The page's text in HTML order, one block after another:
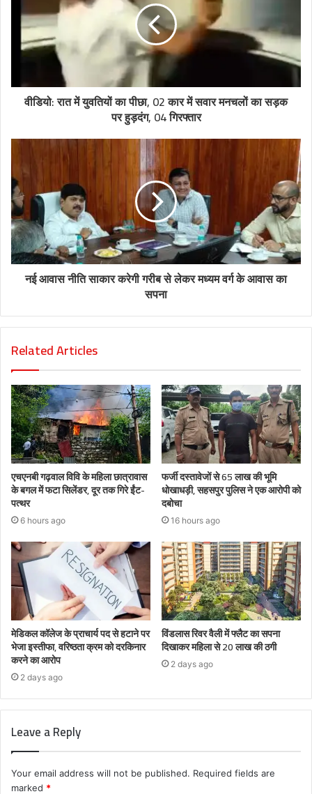
वीडियो: रात में युवतियों का पीछा, 02 कार में सवार मनचलों का सड़क
पर हुड़दंग, 04 गिरफ्तार
नई आवास नीति साकार करेगी गरीब से लेकर मध्यम वर्ग के आवास का
सपना
Related Articles
एचएनबी गढ़वाल विवि के महिला छात्रावास
के बगल में फटा सिलेंडर, दूर तक गिरे ईंट-
पत्थर
6 hours ago
फर्जी दस्तावेजों से 65 लाख की भूमि
धोखाधड़ी, सहसपुर पुलिस ने एक आरोपी को
दबोचा
16 hours ago
मेडिकल कॉलेज के प्राचार्य पद से हटाने पर
भेजा इस्तीफा, वरिष्ठता क्रम को दरकिनार
करने का आरोप
2 days ago
विंडलास रिवर वैली में फ्लैट का सपना
दिखाकर महिला से 20 लाख की ठगी
2 days ago
Leave a Reply
Your email address will not be published. Required fields are
marked *